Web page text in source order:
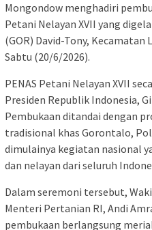
Mongondow menghadiri
Petani Nelayan XVII yang
(GOR) David-Tony,
Sabtu (20/6/2026).
PENAS Petani Nelayan XVII
Presiden Republik Indonesia,
Pembukaan ditandai dengan
tradisional khas Gorontalo,
dimulainya kegiatan nasional
dan nelayan dari seluruh
Dalam seremoni tersebut,
Menteri Pertanian RI, Andi
pembukaan berlangsung